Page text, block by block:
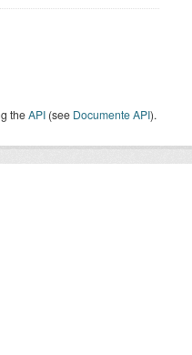
theAPI (see Documente API).